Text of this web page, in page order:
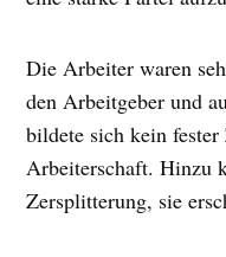
Die Arbeiter waren
den Arbeitgeber und
bildete sich kein
Arbeiterschaft. Hinzu
Zersplitterung, sie